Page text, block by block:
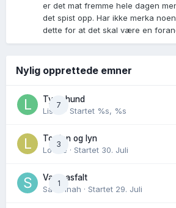
er det mat fremme hele dagen
det spist opp. Har ikke merka
dette for at det skal være en
Nylig opprettede emner
7
Tynn hund
Lisen
· Startet %s, %s
3
Torden og lyn
Lovise · Startet 30. Juli
1
Varm asfalt
Savannah · Startet 29. Juli